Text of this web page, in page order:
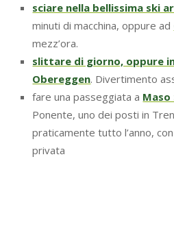
sciare nella bellissima ski
minuti di macchina, oppure ad
mezz’ora.
slittare di giorno, oppure
Obereggen. Divertimento
fare una passeggiata a Maso
Ponente, uno dei posti in
praticamente tutto l’anno,
privata